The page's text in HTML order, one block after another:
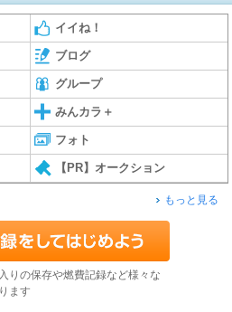
イイね！
ブログ
グループ
みんカラ＋
フォト
【PR】オークション
もっと見る
りの保存や燃費記録など様々な
ます